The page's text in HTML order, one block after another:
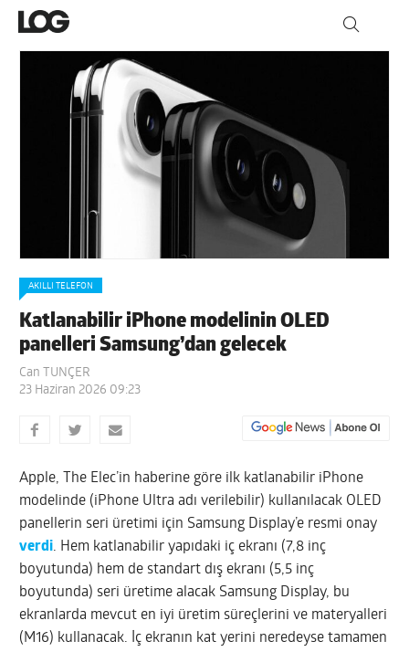
AKILLI TELEFON
Katlanabilir iPhone modelinin OLED
panelleri Samsung’dan gelecek
Can TUNÇER
23 Haziran 2026 09:23
Apple, The Elec’in haberine göre ilk katlanabilir iPhone
modelinde (iPhone Ultra adı verilebilir) kullanılacak OLED
panellerin seri üretimi için Samsung Display’e resmi onay
verdi. Hem katlanabilir yapıdaki iç ekranı (7,8 inç
boyutunda) hem de standart dış ekranı (5,5 inç
boyutunda) seri üretime alacak Samsung Display, bu
ekranlarda mevcut en iyi üretim süreçlerini ve materyalleri
(M16) kullanacak. İç ekranın kat yerini neredeyse tamamen